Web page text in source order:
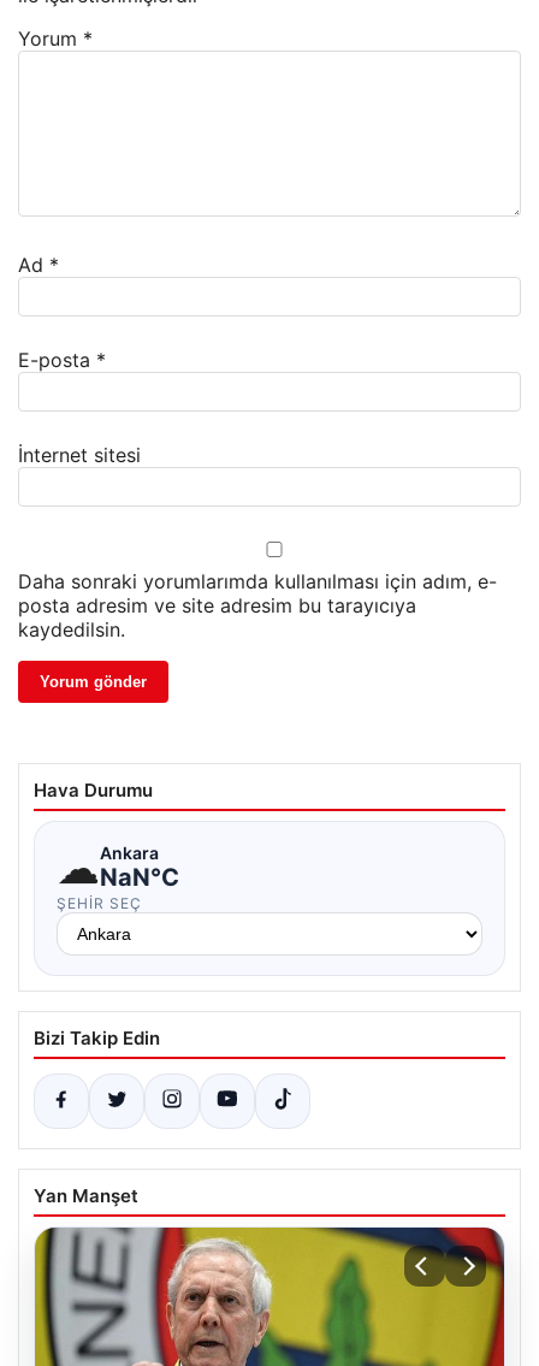
Yorum *
Ad *
E-posta *
İnternet sitesi
Daha sonraki yorumlarımda kullanılması için adım, e-
posta adresim ve site adresim bu tarayıcıya
kaydedilsin.
Hava Durumu
☁Ankara
NaN°C
ŞEHIR SEÇ
Bizi Takip Edin
Yan Manşet